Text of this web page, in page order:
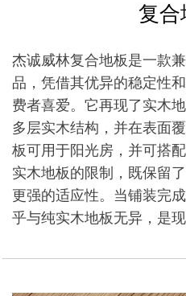
复合
杰诚威林复合地板是一款
品，凭借其优异的稳定性
费者喜爱。它再现了实木
多层实木结构，并在表面
板可用于阳光房，并可搭
实木地板的限制，既保留
更强的适应性。当铺装完
乎与纯实木地板无异，是